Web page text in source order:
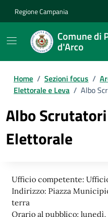
Regione Campania
Comune di
d'Arco
Home / Sezioni focus /
Elettorale e Leva / Albo
Albo
Elettorale
Ufficio competente:
Indirizzo: Piazza
terra
Orario al pubblico: